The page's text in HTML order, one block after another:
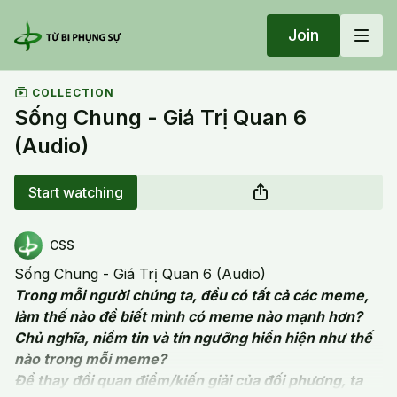
Join
COLLECTION
Sống Chung - Giá Trị Quan 6
(Audio)
Start watching
CSS
Sống Chung - Giá Trị Quan 6 (Audio)
Trong mỗi người chúng ta, đều có tất cả các meme,
làm thế nào đề biết mình có meme nào mạnh hơn?
Chủ nghĩa, niềm tin và tín ngưỡng hiển hiện như thế
nào trong mỗi meme?
Để thay đổi quan điểm/kiến giải của đối phương, ta